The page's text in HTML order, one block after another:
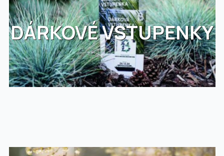
DÁRKOVÉ VSTUPENKY